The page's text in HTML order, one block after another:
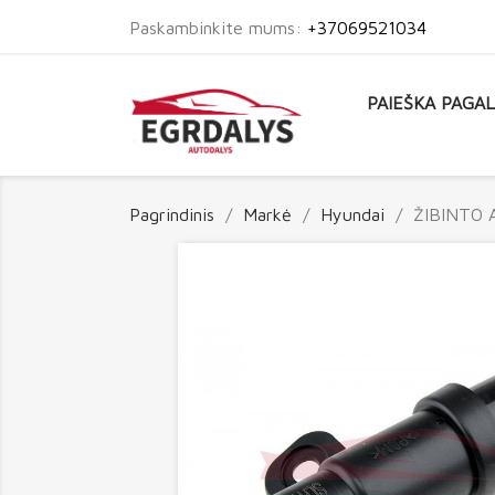
Paskambinkite mums: +37069521034
PAIEŠKA
Pagrindinis Markė Hyundai ŽIBINTO